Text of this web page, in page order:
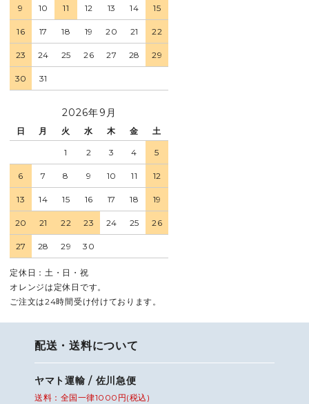
9 10 11 12 13 14 15
16 17 18 19 20 21 22
23 24 25 26 27 28 29
30 31
2026年9月
日 月 火 水 木 金 土
1 2 3 4 5
6 7 8 9 10 11 12
13 14 15 16 17 18 19
20 21 22 23 24 25 26
27 28 29 30
定休日：土・日・祝
オレンジは定休日です。
ご注文は24時間受け付けております。
配送・送料について
ヤマト運輸 / 佐川急便
送料：全国一律1000円(税込)